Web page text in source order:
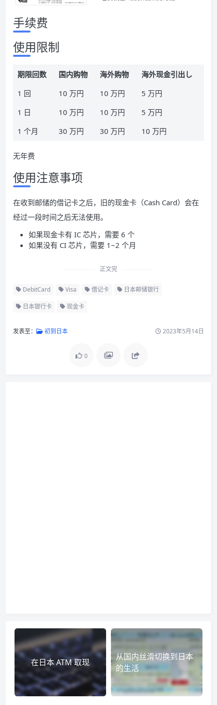
手续费
使用限制
期限回数 国内购物 海外购物
海外现金引出し
1 回
10 万円 10 万円
5 万円
1 日
10 万円 10 万円
5 万円
1 个月
30 万円 30 万円 10 万円
无年费
使用注意事项
在收到邮储的借记卡之后，旧的现金卡（Cash Card）会在
经过一段时间之后无法使用。
如果现金卡有 IC 芯片，需要 6 个
如果没有 CI 芯片，需要 1~2 个月
正文完
DebitCard Visa 借记卡 日本邮储银行
日本银行卡 现金卡
发表至： 初到日本 2023年5月14日
0
在日本 ATM 取现
从国内丝滑切换到日本
的生活